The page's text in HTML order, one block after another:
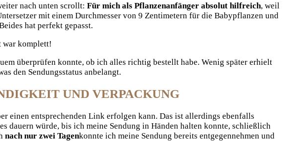
nach unten scrollt: Für mich als Pflanzenanfänger absolut hilfreich, weil
mit einem Durchmesser von 9 Zentimetern für die Babypflanzen und
hat perfekt gepasst.
war komplett!
überprüfen konnte, ob ich alles richtig bestellt habe. Wenig später erhielt
den Sendungsstatus anbelangt.
UND VERPACKUNG
einen entsprechenden Link erfolgen kann. Das ist allerdings ebenfalls
dauern würde, bis ich meine Sendung in Händen halten konnte, schließlich
nach nur zwei Tagenkonnte ich meine Sendung bereits entgegennehmen und